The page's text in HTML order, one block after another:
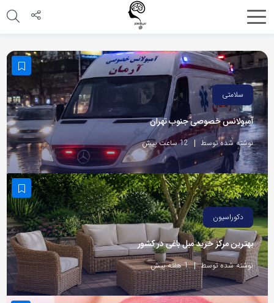
اشتراک
استفاده
از
روش‌های
زیر
می‌توانید
این
صفحه
را
با
دوستان
خود
به
اشتراک
سلامتی
آمبولانس خصوصی جنوب تهران
نوشته شده توسط 12 ساعت پیش
دکوراسیون
بهترین مرکز خرید مبل باغی در کشور
نوشته شده توسط 1 هفته پیش